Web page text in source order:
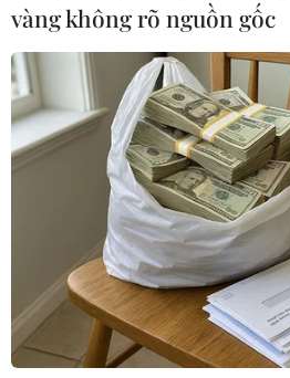
an không xác định phương
chạm với xe đầu kéo; chiếc
sự cố về phanh và lốp.
năng nhận định chiếc xe
lan.
Vụ việc tiếp tục được các
vàng không rõ nguồn gốc